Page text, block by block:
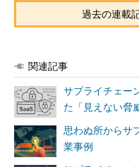
過去の連載
関連記事
サプライチェー
た「見えない脅
思わぬ所からサ
業事例